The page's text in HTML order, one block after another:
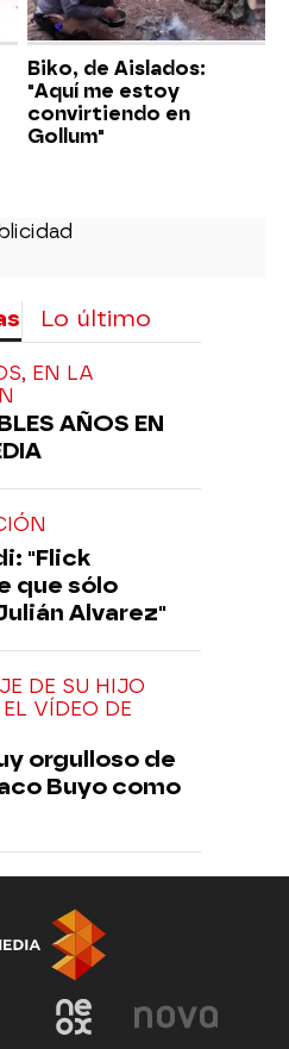
Biko, de Aislados:
"Aquí me estoy
convirtiendo en
Gollum"
Lo último
EN LA
AÑOS EN
"Flick
que sólo
Alvarez"
DE SU HIJO
VÍDEO DE
orgulloso de
Buyo como